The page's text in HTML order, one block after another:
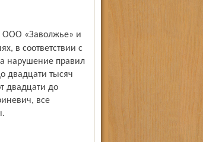
в соответствии с
нарушение правил
двадцати тысяч
двадцати до
все